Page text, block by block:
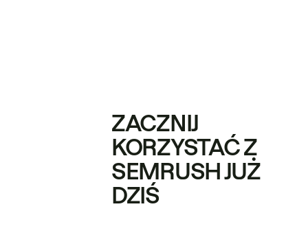
ZACZNIJ
KORZYSTAĆ Z
SEMRUSH JUŻ
DZIŚ